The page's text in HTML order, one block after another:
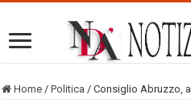
Home / Politica / Consiglio Abruzzo,